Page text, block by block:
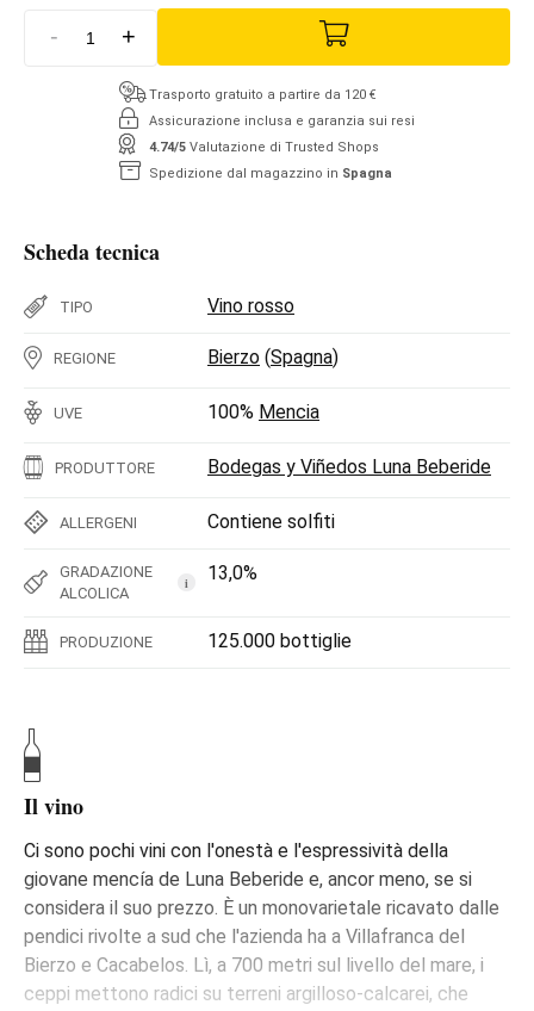
- +
Trasporto gratuito a partire da 120 €
Assicurazione inclusa e garanzia sui resi
4.74/5 Valutazione di Trusted Shops
Spedizione dal magazzino in Spagna
Scheda tecnica
TIPO Vino rosso
REGIONE Bierzo (Spagna)
UVE 100% Mencia
PRODUTTORE Bodegas y Viñedos Luna Beberide
ALLERGENI Contiene solfiti
GRADAZIONE
ALCOLICA
i 13,0%
PRODUZIONE 125.000 bottiglie
Il vino
Ci sono pochi vini con l'onestà e l'espressività della
giovane mencía de Luna Beberide e, ancor meno, se si
considera il suo prezzo. È un monovarietale ricavato dalle
pendici rivolte a sud che l'azienda ha a Villafranca del
Bierzo e Cacabelos. Lì, a 700 metri sul livello del mare, i
ceppi mettono radici su terreni argilloso-calcarei, che